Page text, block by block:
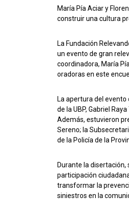
María Pía Aciar y
construir una cultura
La Fundación
un evento de gran
coordinadora, María
oradoras en este
La apertura del
de la UBP, Gabriel
Además, estuvieron
Sereno; la
de la Policía de la
Durante la
participación
transformar la
siniestros en la